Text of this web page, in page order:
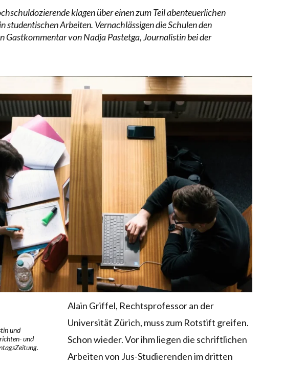
klagen über einen zum Teil abenteuerlichen
studentischen Arbeiten. Vernachlässigen die Schulen den
Gastkommentar von Nadja Pastetga, Journalistin bei der
und
und
Alain Griffel, Rechtsprofessor an der
Universität Zürich, muss zum Rotstift greifen.
Schon wieder. Vor ihm liegen die schriftlichen
Arbeiten von Jus-Studierenden im dritten